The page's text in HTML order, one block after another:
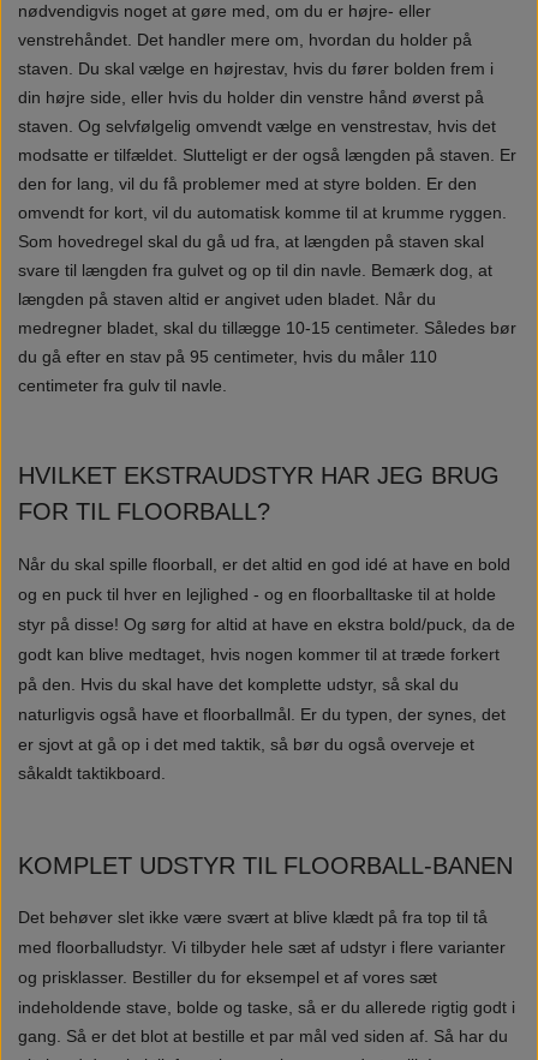
nødvendigvis noget at gøre med, om du er højre- eller
venstrehåndet. Det handler mere om, hvordan du holder på
staven. Du skal vælge en højrestav, hvis du fører bolden frem i
din højre side, eller hvis du holder din venstre hånd øverst på
staven. Og selvfølgelig omvendt vælge en venstrestav, hvis det
modsatte er tilfældet. Slutteligt er der også længden på staven. Er
den for lang, vil du få problemer med at styre bolden. Er den
omvendt for kort, vil du automatisk komme til at krumme ryggen.
Som hovedregel skal du gå ud fra, at længden på staven skal
svare til længden fra gulvet og op til din navle. Bemærk dog, at
længden på staven altid er angivet uden bladet. Når du
medregner bladet, skal du tillægge 10-15 centimeter. Således bør
du gå efter en stav på 95 centimeter, hvis du måler 110
centimeter fra gulv til navle.
HVILKET EKSTRAUDSTYR HAR JEG BRUG
FOR TIL FLOORBALL?
Når du skal spille floorball, er det altid en god idé at have en bold
og en puck til hver en lejlighed - og en floorballtaske til at holde
styr på disse! Og sørg for altid at have en ekstra bold/puck, da de
godt kan blive medtaget, hvis nogen kommer til at træde forkert
på den. Hvis du skal have det komplette udstyr, så skal du
naturligvis også have et floorballmål. Er du typen, der synes, det
er sjovt at gå op i det med taktik, så bør du også overveje et
såkaldt taktikboard.
KOMPLET UDSTYR TIL FLOORBALL-BANEN
Det behøver slet ikke være svært at blive klædt på fra top til tå
med floorballudstyr. Vi tilbyder hele sæt af udstyr i flere varianter
og prisklasser. Bestiller du for eksempel et af vores sæt
indeholdende stave, bolde og taske, så er du allerede rigtig godt i
gang. Så er det blot at bestille et par mål ved siden af. Så har du